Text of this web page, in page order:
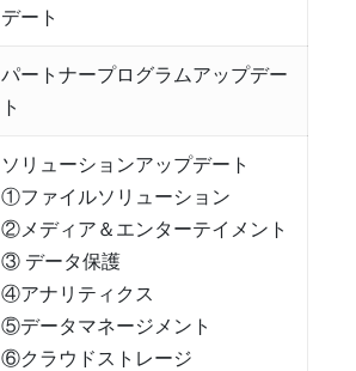
デート
パートナープログラムアップデー
ト
ソリューションアップデート
①ファイルソリューション
②メディア＆エンターテイメント
③ データ保護
④アナリティクス
⑤データマネージメント
⑥クラウドストレージ